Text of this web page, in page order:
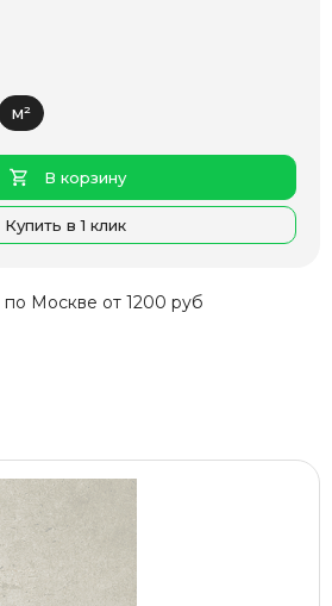
м²
В корзину
Купить в 1 клик
по Москве от 1200 руб